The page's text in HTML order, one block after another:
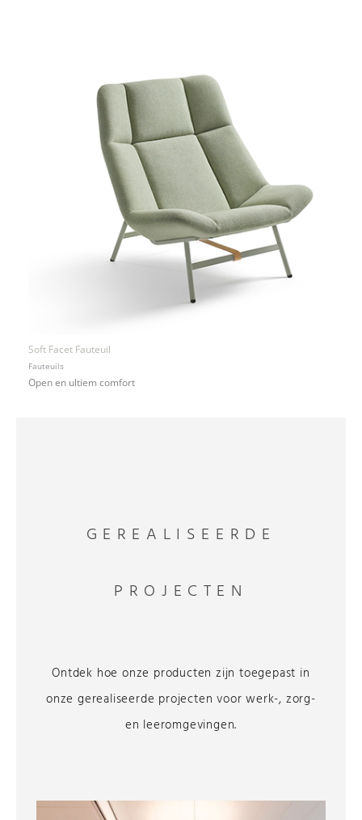
Soft Facet Fauteuil
Fauteuils
Open en ultiem comfort
GEREALISEERDE
PROJECTEN
Ontdek hoe onze producten zijn toegepast in
onze gerealiseerde projecten voor werk-, zorg-
en leeromgevingen.